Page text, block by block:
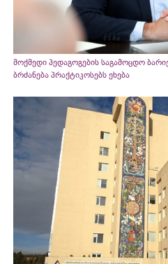
მოქმედი პედაგოგების საგამოცდო
ბრძანება პრაქტიკოსებს ეხება